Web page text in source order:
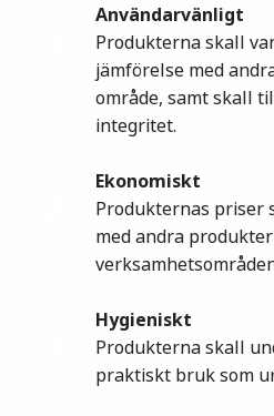
Användarvänligt
Produkterna skall
jämförelse med
område, samt skall
integritet.
Ekonomiskt
Produkternas priser
med andra
Hygieniskt
Produkterna skall
praktiskt bruk som